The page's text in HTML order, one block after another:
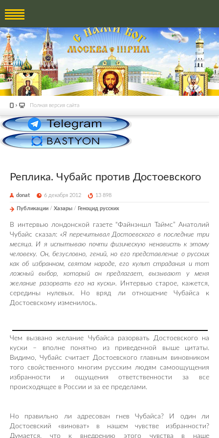
Полная версия сайта
Реплика. Чубайс против Достоевского
donat 6 декабря 2012 13 898
Публикации / Хазары / Геноцид русских
В интервью лондонской газете “Файнэншл Таймс” Анатолий
Чубайс сказал:«Я перечитывал Достоевского в последние три
месяца. И я испытываю почти физическую ненависть к этому
человеку. Он, безусловно, гений, но его представление о русских
как об избранном, святом народе, его культ страдания и тот
ложный выбор, который он предлагает, вызывают у меня
желание разорвать его на куски». Интервью старое, кажется,
середины нулевых. Но вряд ли отношение Чубайса к
Достоевскому изменилось.
Чем вызвано желание Чубайса разорвать Достоевского на
куски – вполне понятно из приведенной выше цитаты.
Видимо, Чубайс считает Достоевского главным виновником
того свойственного многим русским людям самоощущения
избранности и ощущения ответственности за все
происходящее в России и за ее пределами.
Но правильно ли адресован гнев Чубайса? И один ли
Достоевский «виноват» в нашем чувстве избранности?
Думается, что к внедрению этого чувства в наше